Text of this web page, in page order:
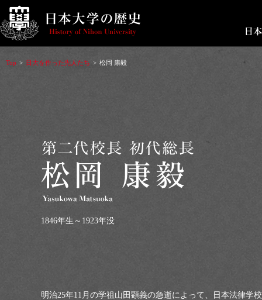
Top > 日大を作った先人たち > 松岡 康毅
1846年生～1923年没
明治25年11月の学祖山田顕義の急逝によって、日本法律学